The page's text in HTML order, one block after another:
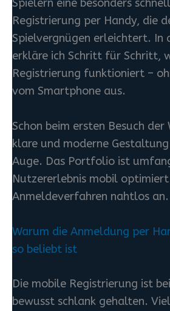
Spielern eine besonders
Registrierung per Handy, die
Spielvergnügen erleichtert. In
erkläre ich Schritt für Schritt,
Registrierung funktioniert –
vom Smartphone aus.
Schon beim ersten Besuch
klare und moderne
Auge. Das Portfolio ist
Nutzererlebnis mobil
Anmeldeverfahren nahtlos an.
Warum die Anmeldung per
so beliebt ist
Die mobile Registrierung ist
bewusst schlank gehalten.